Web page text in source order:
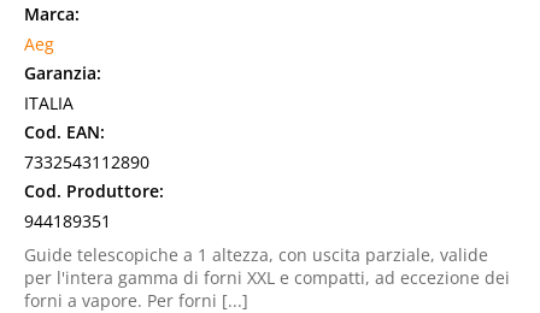
Marca:
Aeg
Garanzia:
ITALIA
Cod. EAN:
7332543112890
Cod. Produttore:
944189351
Guide telescopiche a 1 altezza, con uscita parziale, valide
per l'intera gamma di forni XXL e compatti, ad eccezione dei
forni a vapore. Per forni [...]